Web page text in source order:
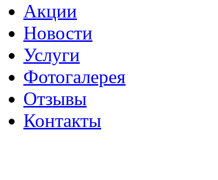
Акции
Новости
Услуги
Фотогалерея
Отзывы
­Контакты